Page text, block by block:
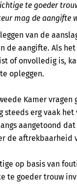
te goeder
mag de aangifte
van de
de aangifte. Als
of onvolledig is,
opleggen.
Kamer
erg vaak
aangetoond
de aftrekbaarheid
op basis van
te goeder trouw